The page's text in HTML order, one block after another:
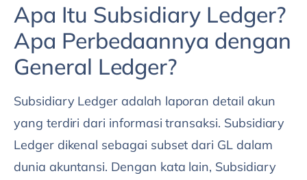
Apa Itu Subsidiary Ledger?
Apa Perbedaannya dengan
General Ledger?
Subsidiary Ledger adalah laporan detail akun
yang terdiri dari informasi transaksi. Subsidiary
Ledger dikenal sebagai subset dari GL dalam
dunia akuntansi. Dengan kata lain, Subsidiary